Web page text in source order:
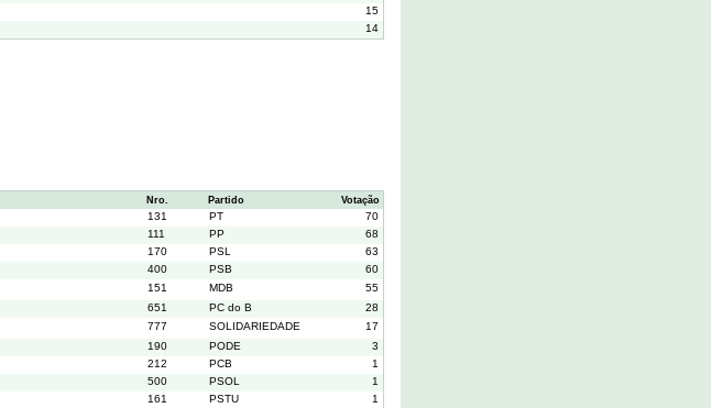
15
14
Nro. Partido Votação
131 PT
70
111 PP
68
170 PSL
63
400 PSB
60
151 MDB
55
651 PC do B
28
777 SOLIDARIEDADE
17
190 PODE
3
212 PCB
1
500 PSOL
1
161 PSTU
1